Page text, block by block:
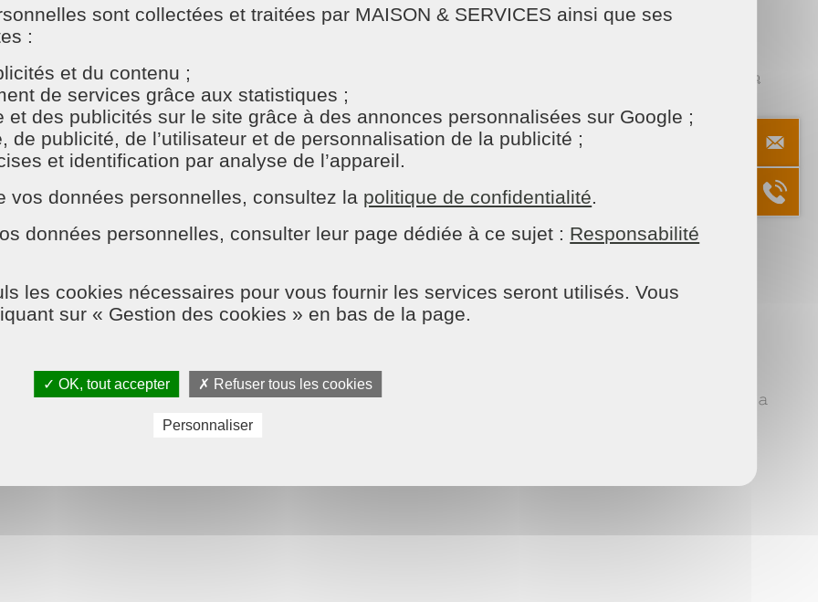
Facebook
Twitter Email
spécial « Ménage de printemps » composé d’une multitude de produits ménagés éco-responsable 🧴🧼
🪴 à la maison 🏠 ou pour luncher 🥣 au travail 💼
𝘦𝘵 𝘭𝘢 𝘱𝘢𝘨𝘦 𝘍𝘢𝘤𝘦𝘣𝘰𝘰𝘬Maison et Services(Lyon)
& 𝙵𝚊𝚌𝚎𝚋𝚘𝚘𝚔
𝘤𝘰𝘮𝘮𝘦𝘯𝘵𝘢𝘪𝘳𝘦𝘴, 𝘤𝘦𝘭𝘢 𝘵𝘦 𝘱𝘦𝘳𝘮𝘦𝘵 𝘥’𝘰𝘣𝘵𝘦𝘯𝘪𝘳 𝘱𝘭𝘶𝘴 𝘥𝘦 𝘤𝘩𝘢𝘯𝘤𝘦𝘴)
𝘯𝘰𝘶𝘴 𝘵𝘢𝘨𝘶𝘦𝘳 𝘱𝘰𝘶𝘳 𝘲𝘶𝘦 𝘯𝘰𝘶𝘴 𝘴𝘢𝘤𝘩𝘪𝘰𝘯𝘴 𝘲𝘶𝘦 𝘵𝘶 𝘢𝘴 𝘱𝘢𝘳𝘵𝘢𝘨𝘦́.
𝚓𝚎 𝚟𝚎́𝚛𝚒𝚏𝚒𝚎 👀
𝙼𝚊𝚒𝚜𝚘𝚗 & 𝚂𝚎𝚛𝚟𝚒𝚌𝚎𝚜. 𝙽𝚎 𝚌𝚘𝚖𝚖𝚞𝚗𝚒𝚚𝚞𝚎𝚣 𝚓𝚊𝚖𝚊𝚒𝚜 𝚟𝚘𝚝𝚛𝚎 𝙲𝙱. 𝙽𝚘𝚞𝚜 𝚌𝚘𝚗𝚝𝚊𝚌𝚝𝚎𝚛𝚘𝚗𝚜 𝚕𝚎 𝚘𝚞 𝚕𝚊
⚠️
= 1 chance de gagné ☺️
sont collectées et traitées par MAISON & SERVICES ainsi que ses
:
et du contenu ;
de services grâce aux statistiques ;
et des publicités sur le site grâce à des annonces personnalisées sur Google ;
de publicité, de l’utilisateur et de personnalisation de la publicité ;
et identification par analyse de l’appareil.
vos données personnelles, consultez la politique de confidentialité.
données personnelles, consulter leur page dédiée à ce sujet : Responsabilité
les cookies nécessaires pour vous fournir les services seront utilisés. Vous
sur « Gestion des cookies » en bas de la page.
✓ OK, tout accepter ✗ Refuser tous les cookies
Personnaliser